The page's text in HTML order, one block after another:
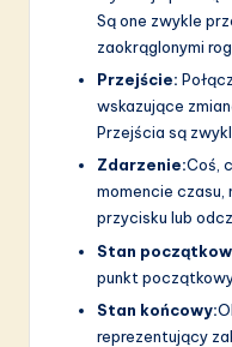
Są one zwykle
zaokrąglonymi
Przejście:
wskazujące
Przejścia są
Zdarzenie:Coś,
momencie czasu,
przycisku lub
Stan
punkt
Stan końcowy:
reprezentujący